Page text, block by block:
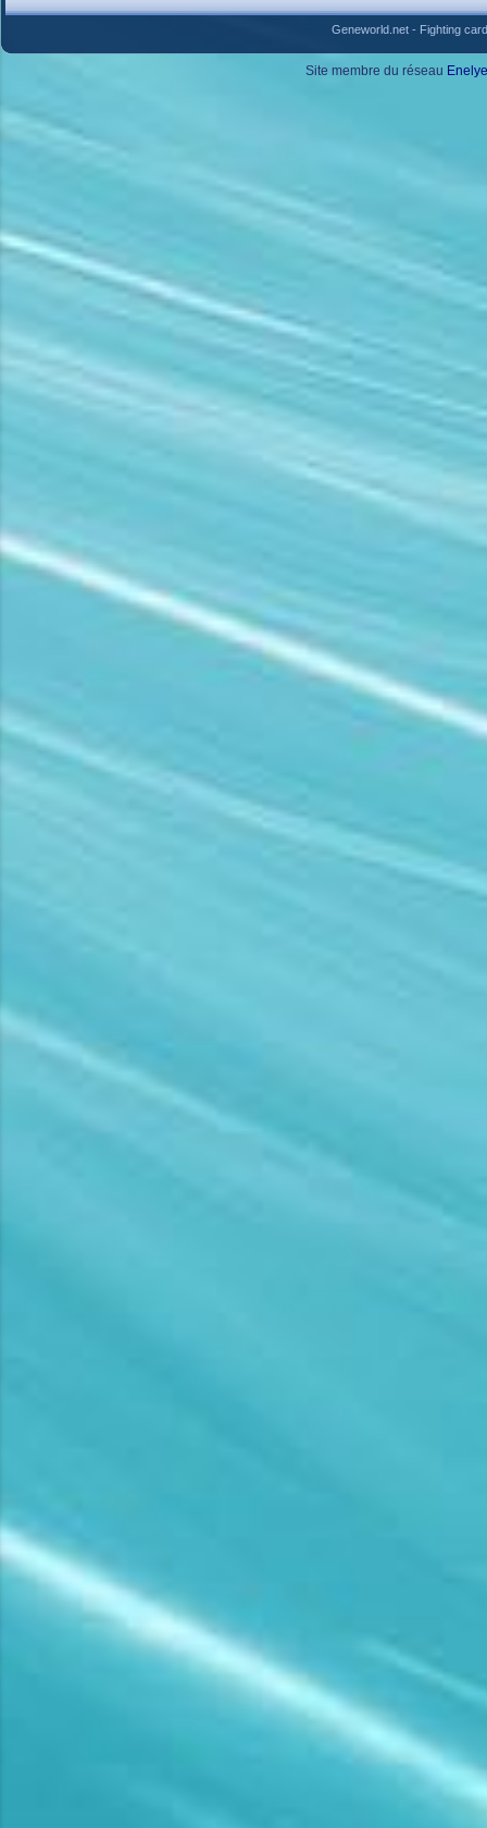
Geneworld.net- Fighting
Site membre du réseau Enelye